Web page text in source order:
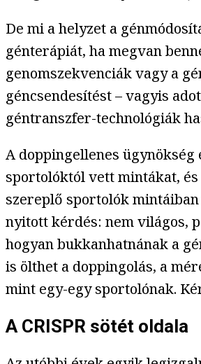
De mi a helyzet a
génterápiát, ha megvan
genomszekvenciák vagy a
géncsendesítést – vagyis
géntranszfer-technológiák
A doppingellenes
sportolóktól vett mintákat,
szereplő sportolók
nyitott kérdés: nem világos,
hogyan bukkanhatnának a
is ölthet a doppingolás, a
mint egy-egy sportolónak.
A CRISPR sötét oldala